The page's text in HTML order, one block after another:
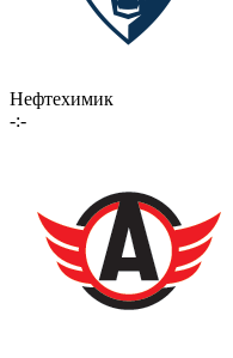
Нефтехимик
-:-